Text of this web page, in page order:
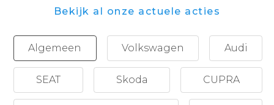
Bekijk al onze actuele acties
Algemeen Volkswagen Audi
SEAT Skoda CUPRA